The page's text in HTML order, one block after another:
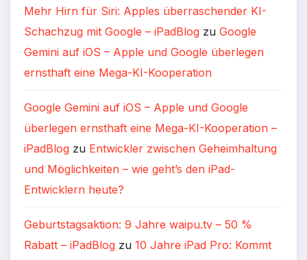
Mehr Hirn für Siri: Apples überraschender KI-
Schachzug mit Google – iPadBlog zu Google
Gemini auf iOS – Apple und Google überlegen
ernsthaft eine Mega-KI-Kooperation
Google Gemini auf iOS – Apple und Google
überlegen ernsthaft eine Mega-KI-Kooperation –
iPadBlog zu Entwickler zwischen Geheimhaltung
und Möglichkeiten – wie geht’s den iPad-
Entwicklern heute?
Geburtstagsaktion: 9 Jahre waipu.tv – 50 %
Rabatt – iPadBlog zu 10 Jahre iPad Pro: Kommt